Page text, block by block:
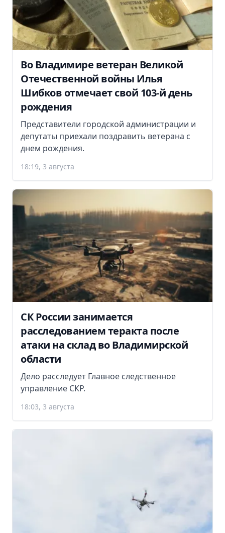
Во Владимире ветеран Великой
Отечественной войны Илья
Шибков отмечает свой 103-й день
рождения
Представители городской администрации и
депутаты приехали поздравить ветерана с
днем рождения.
18:19, 3 августа
СК России занимается
расследованием теракта после
атаки на склад во Владимирской
области
Дело расследует Главное следственное
управление СКР.
18:03, 3 августа